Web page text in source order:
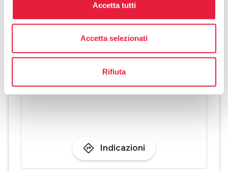
Accetta tutti
Accetta selezionati
Rifiuta
directions Indicazioni